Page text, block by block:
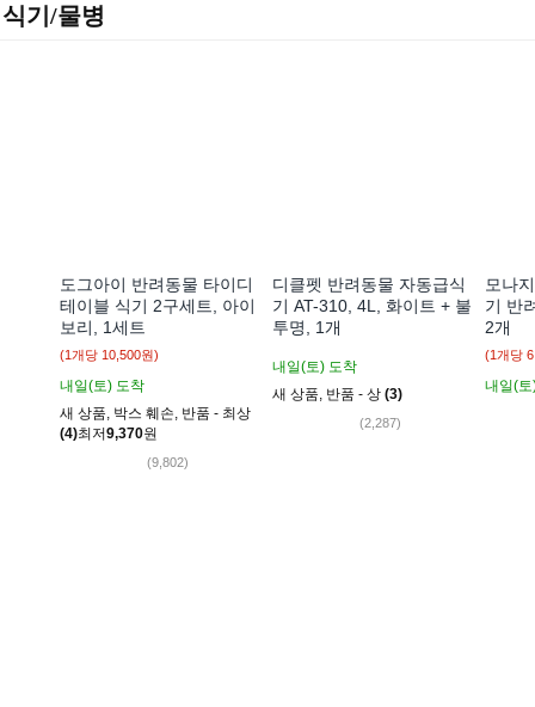
식기/물병
도그아이 반려동물 타이디
테이블 식기 2구세트, 아이
보리, 1세트
10,500원
내일(토)도착
새 상품,박스 훼손
디클펫 반려동물 자동급식
기 AT-310, 4L, 화이트 + 불
투명, 1개
47,300 원
내일(토) 도착
반품 - 상(3)
모나
기 반
2개